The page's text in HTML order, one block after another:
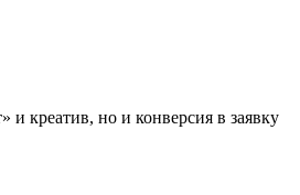
креатив, но и конверсия в заявку